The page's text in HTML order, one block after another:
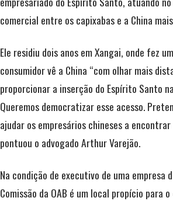
comercial entre os capixabas e a China
Ele residiu dois anos em Xangai, onde fez
consumidor vê a China “com olhar mais
proporcionar a inserção do Espírito Santo
Queremos democratizar esse acesso.
ajudar os empresários chineses a
pontuou o advogado Arthur Varejão.
Na condição de executivo de uma
Comissão da OAB é um local propício para